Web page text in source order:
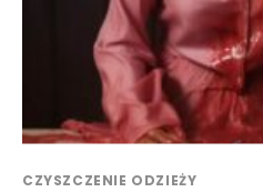
CZYSZCZENIE ODZIEŻY